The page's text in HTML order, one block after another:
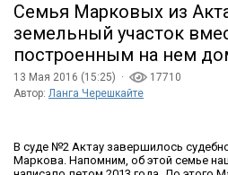
Семья Марковых из
земельный участок
построенным на нем
13 Мая 2016 (15:25) ·
17710
Автор: Ланга Черешкайте
В суде №2 Актау завершилось
Маркова. Напомним, об этой семье